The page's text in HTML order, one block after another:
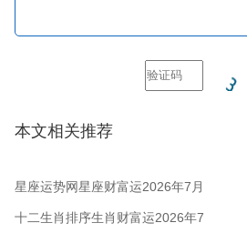
本文相关推荐
星座运势网星座财富运2026年7月
27日–8月2日
十二生肖排序生肖财富运2026年7